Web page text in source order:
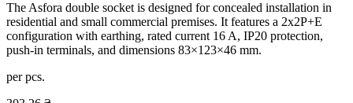
The Asfora double socket is designed for concealed installation in
residential and small commercial premises. It features a 2x2P+E
configuration with earthing, rated current 16 A, IP20 protection,
push-in terminals, and dimensions 83×123×46 mm.
per pcs.